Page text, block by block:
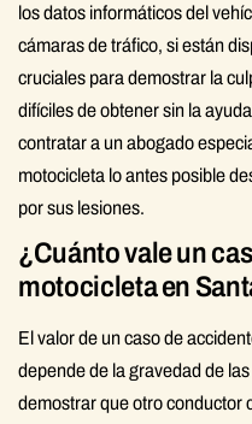
los datos informáticos del
cámaras de tráfico, si están
cruciales para demostrar la
difíciles de obtener sin la
contratar a un abogado
motocicleta lo antes posible
por sus lesiones.
¿Cuánto vale un
motocicleta en
El valor de un caso de
depende de la gravedad de
demostrar que otro conductor